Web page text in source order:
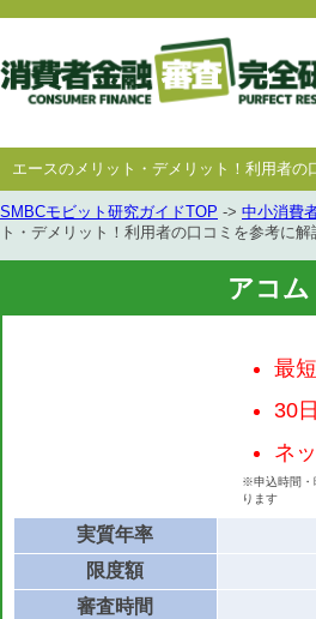
エースのメリット・デメリット！利用者の
ホー
ム
消費者
金融
中小消費者
金融
キャ
SMBCモビット研究ガイドTOP -> 中小消費
ト・デメリット！利用者の口コミを参考に解
アコム
最
30
ネ
※申込時間・
ります
実質年率
限度額
審査時間